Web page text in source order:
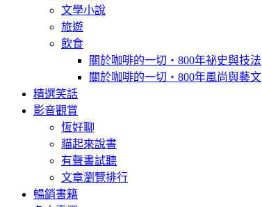
文學小說
旅遊
飲食
關於咖啡的一切‧800年祕史與技法
關於咖啡的一切‧800年風尚與藝文
精選笑話
影音觀賞
恆好聊
貓起來說書
有聲書試聽
文章瀏覽排行
暢銷書籍